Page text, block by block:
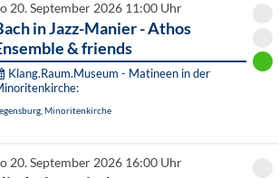
20. September 2026 11:00 Uhr
in Jazz-Manier - Athos
& friends
Klang.Raum.Museum - Matineen in der
Minoritenkirche
20. September 2026 16:00 Uhr